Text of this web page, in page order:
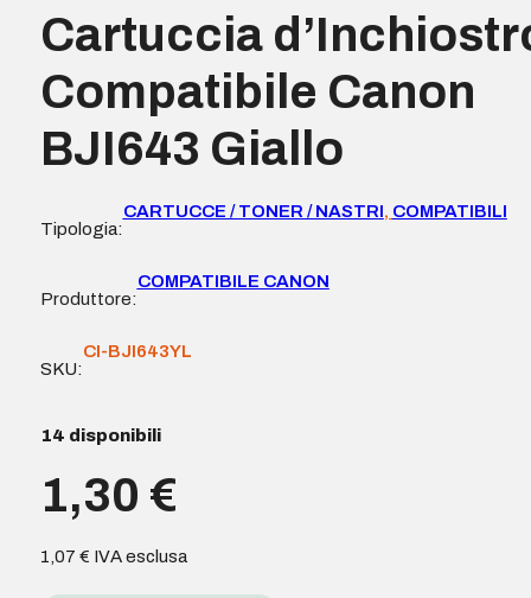
Cartuccia
Compatibile Canon
BJI643 Giallo
Tipologia:
CARTUCCE / TONER / NASTRI, COMPATIBILI
Produttore:
COMPATIBILE CANON
SKU:
CI-BJI643YL
14 disponibili
1,30 €
1,07 € IVA esclusa